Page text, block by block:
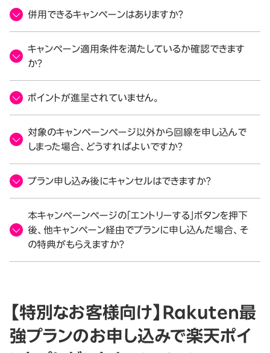
併用できるキャンペーンはありますか？
キャンペーン適用条件を満たしているか確認できます
か？
ポイントが進呈されていません。
対象のキャンペーンページ以外から回線を申し込んで
しまった場合、どうすればよいですか？
プラン申し込み後にキャンセルはできますか？
本キャンペーンページの「エントリーする」ボタンを押下
後、他キャンペーン経由でプランに申し込んだ場合、そ
の特典がもらえますか？
【特別なお客様向け】Rakuten最
強プランのお申し込みで楽天ポイ